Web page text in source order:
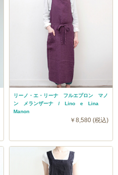
リーノ・エ・リーナ フルエプロン マノ
ン メランザーナ / Lino e Lina
Manon
￥8,580 (税込)